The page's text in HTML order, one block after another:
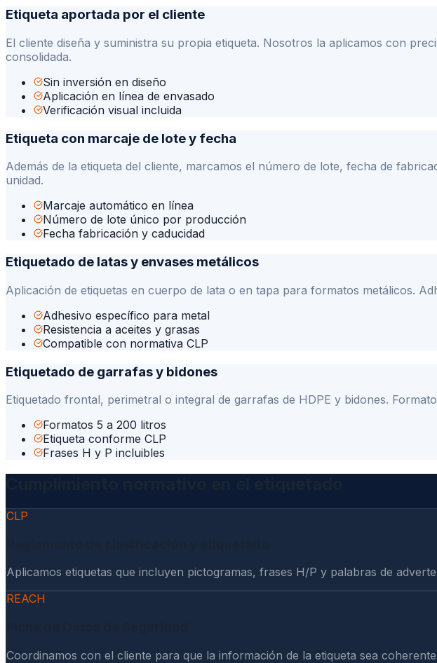
Etiqueta aportada por el cliente
El cliente diseña y suministra su propia etiqueta. Nosotros la aplicamos con
consolidada.
Sin inversión en diseño
Aplicación en línea de envasado
Verificación visual incluida
Etiqueta con marcaje de lote y fecha
Además de la etiqueta del cliente, marcamos el número de lote, fecha de
unidad.
Marcaje automático en línea
Número de lote único por producción
Fecha fabricación y caducidad
Etiquetado de latas y envases metálicos
Aplicación de etiquetas en cuerpo de lata o en tapa para formatos metálicos.
Adhesivo específico para metal
Resistencia a aceites y grasas
Compatible con normativa CLP
Etiquetado de garrafas y bidones
Etiquetado frontal, perimetral o integral de garrafas de HDPE y bidones.
Formatos 5 a 200 litros
Etiqueta conforme CLP
Frases H y P incluibles
CLP
Aplicamos etiquetas que incluyen pictogramas, frases H/P y palabras de
REACH
Coordinamos con el cliente para que la información de la etiqueta sea